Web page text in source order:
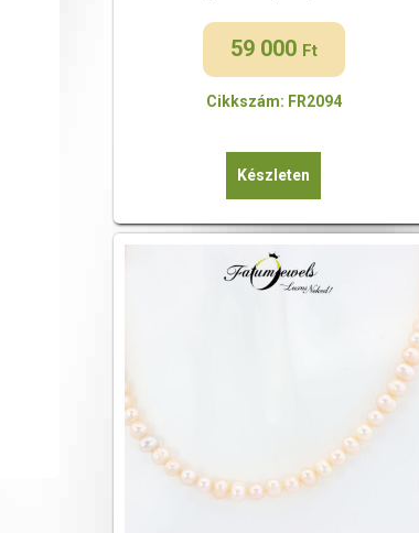
59 000 Ft
Cikkszám: FR2094
Készleten